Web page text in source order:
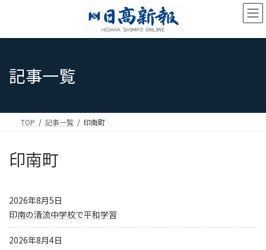
ン
プ
ー
動
記事一覧
TOP 記事一覧 印南町
印南町
2026年8月5日
印南の清流中学校で平和学習
2026年8月4日